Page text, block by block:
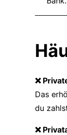
❌
Das
du
❌